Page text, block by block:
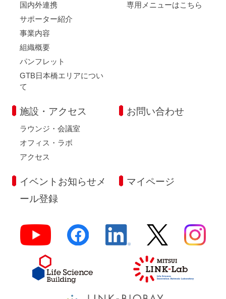
国内外連携
サポーター紹介
事業内容
組織概要
パンフレット
GTB日本橋エリアについ
て
専用メニューはこちら
施設・アクセス
ラウンジ・会議室
オフィス・ラボ
アクセス
お問い合わせ
イベントお知らせメ
ール登録
マイページ